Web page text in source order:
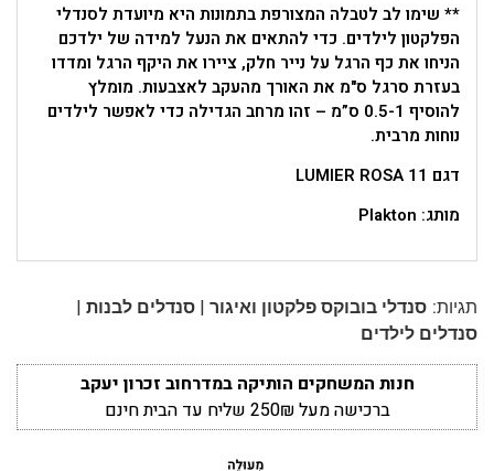
** שימו לב לטבלה המצורפת בתמונות היא מיועדת לסנדלי
הפלקטון לילדים. כדי להתאים את הנעל למידה של ילדכם
הניחו את כף הרגל על נייר חלק, ציירו את היקף הרגל ומדדו
בעזרת סרגל ס"מ את האורך מהעקב לאצבעות. מומלץ
להוסיף 0.5-1 ס”מ – זהו מרחב הגדילה כדי לאפשר לילדים
נוחות מרבית.
דגם LUMIER ROSA 11
מותג: Plakton
תגיות: סנדלי בובוקס פלקטון ואיגור | סנדלים לבנות |
סנדלים לילדים
חנות המשחקים הותיקה במדרחוב זכרון יעקב
ברכישה מעל 250₪ שליח עד הבית חינם